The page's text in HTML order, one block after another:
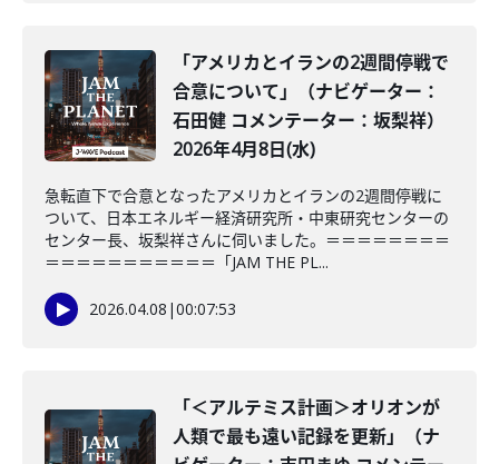
「アメリカとイランの2週間停戦で
合意について」（ナビゲーター：
石田健 コメンテーター：坂梨祥）
2026年4月8日(水)
急転直下で合意となったアメリカとイランの2週間停戦に
ついて、日本エネルギー経済研究所・中東研究センターの
センター長、坂梨祥さんに伺いました。＝＝＝＝＝＝＝＝
＝＝＝＝＝＝＝＝＝＝＝「JAM THE PL...
2026.04.08 |00:07:53
「＜アルテミス計画＞オリオンが
人類で最も遠い記録を更新」（ナ